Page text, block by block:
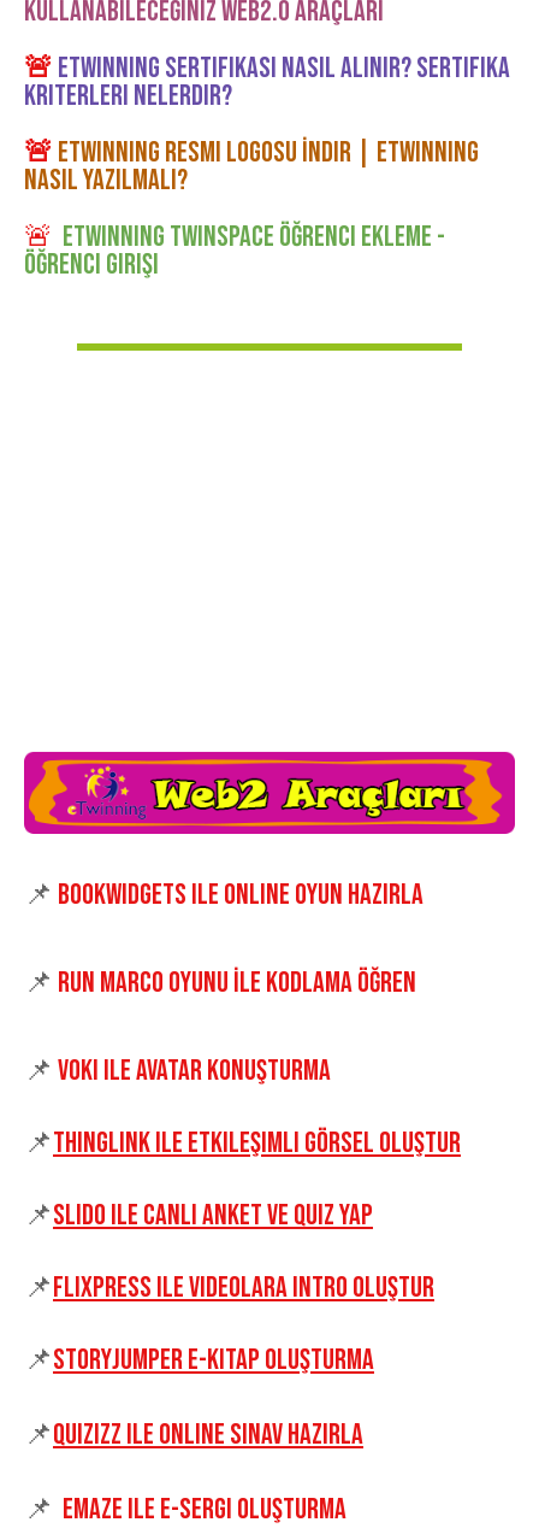
Kullanabileceğiniz Web2.0 Araçları
🚨 etwinning sertifikası nasıl alınır? sertifika
kriterleri nelerdir?
🚨 eTwinning Resmi Logosu İndir | eTwinning
Nasıl Yazılmalı?
🚨 etwinning twinspace öğrenci ekleme -
öğrenci girişi
📌 bookwidgets ile online oyun hazırla
📌 RUN MARCO OYUNU İLE KODLAMA ÖĞREN
📌 voki ile avatar konuşturma
📌thınglınk ile etkileşimli görsel oluştur
📌slido ile canlı anket ve quiz yap
📌flixpress ile videolara intro oluştur
📌storyjumper e-kitap oluşturma
📌quızızz ile online sınav hazırla
📌 emaze ile e-sergi oluşturma